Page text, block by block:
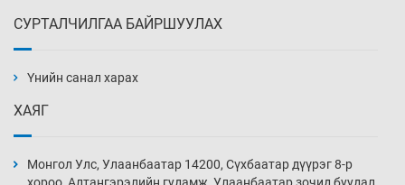
8 цаг 49 мин
9 цаг 19 мин
СУРТАЛЧИЛГАА БАЙРШУУЛАХ
Үнийн санал харах
ХАЯГ
Монгол Улс, Улаанбаатар 14200, Сүхбаатар дүүрэг 8-р